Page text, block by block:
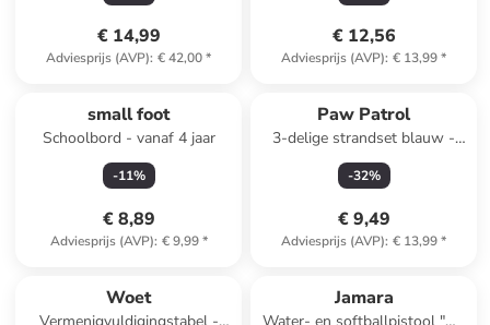
€ 14,99
Adviesprijs (AVP): € 42,00*
€ 12,56
Adviesprijs (AVP): € 13,99*
small foot
Schoolbord - vanaf 4 jaar
-11%
€ 8,89
Adviesprijs (AVP): € 9,99*
Paw Patrol
3-delige strandset blauw -
vanaf 3 jaar
-32%
€ 9,49
Adviesprijs (AVP): € 13,99*
Woet Jamara